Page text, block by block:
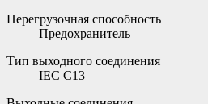
Перегрузочная способность
Предохранитель
Тип выходного соединения
IEC C13